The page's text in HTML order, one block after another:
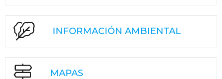
INFORMACIÓN AMBIENTAL
MAPAS